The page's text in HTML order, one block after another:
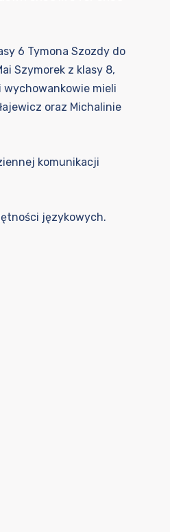
6 Tymona Szozdy do
Szymorek z klasy 8,
wychowankowie mieli
oraz Michalinie
komunikacji
językowych.